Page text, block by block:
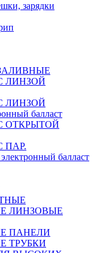
зарядки
ЛИНЗОЙ
ЛИНЗОЙ
балласт
ОТКРЫТОЙ
ПАР.
балласт
ЛИНЗОВЫЕ
ПАНЕЛИ
ТРУБКИ